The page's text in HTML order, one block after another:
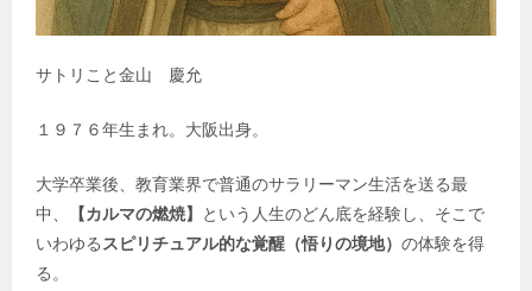
サトリこと金山 慶允
１９７６年生まれ。大阪出身。
大学卒業後、教育業界で普通のサラリーマン生活を送る最
中、
【カルマの燃焼】
という人生のどん底を経験し、そこで
いわゆるスピリチュアル的な覚醒（悟りの境地） の体験を得
る。